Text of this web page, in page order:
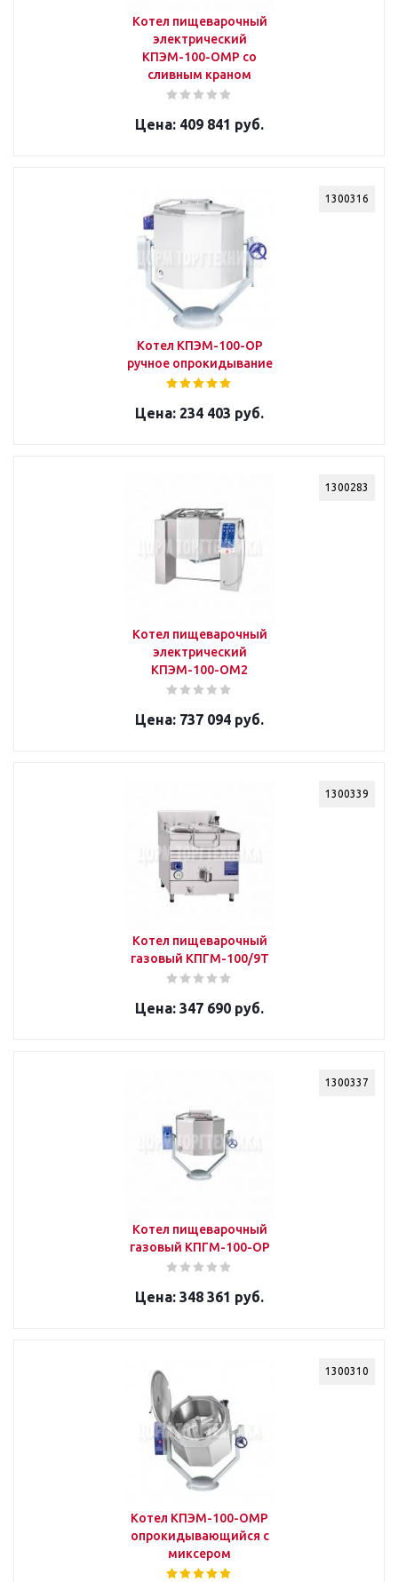
Котел пищеварочный
электрический
КПЭМ-100-ОМР со
сливным краном
409 841 руб.
1300316
Котел КПЭМ-100-ОР
ручное опрокидывание
234 403 руб.
1300283
Котел пищеварочный
электрический
КПЭМ-100-ОМ2
737 094 руб.
1300339
Котел пищеварочный
газовый КПГМ-100/9Т
347 690 руб.
1300337
Котел пищеварочный
газовый КПГМ-100-ОР
348 361 руб.
1300310
Котел КПЭМ-100-ОМР
опрокидывающийся с
миксером